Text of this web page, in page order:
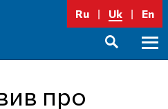
Ru Uk En